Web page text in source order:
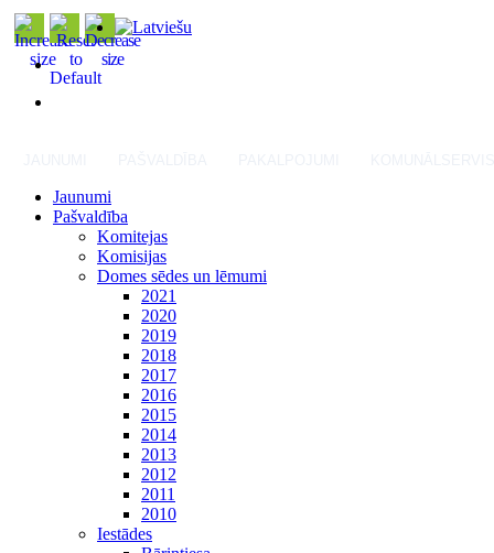
Jaunumi
Pašvaldība
Komitejas
Komisijas
Domes sēdes un lēmumi
2021
2020
2019
2018
2017
2016
2015
2014
2013
2012
2011
2010
Iestādes